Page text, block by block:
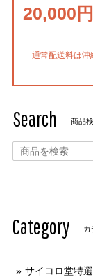
20,000
通常配送料は沖
Search 商品
Category カ
サイコロ堂特